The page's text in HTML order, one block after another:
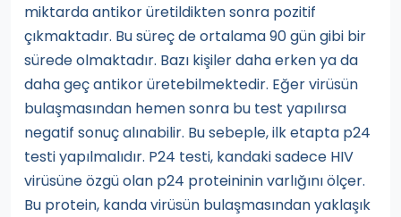
miktarda antikor üretildikten sonra pozitif
çıkmaktadır. Bu süreç de ortalama 90 gün gibi bir
sürede olmaktadır. Bazı kişiler daha erken ya da
daha geç antikor üretebilmektedir. Eğer virüsün
bulaşmasından hemen sonra bu test yapılırsa
negatif sonuç alınabilir. Bu sebeple, ilk etapta p24
testi yapılmalıdır. P24 testi, kandaki sadece HIV
virüsüne özgü olan p24 proteininin varlığını ölçer.
Bu protein, kanda virüsün bulaşmasından yaklaşık